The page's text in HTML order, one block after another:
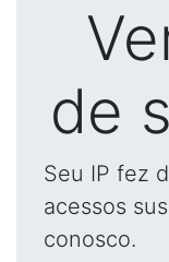
de
Seu IP fez
acessos
conosco.